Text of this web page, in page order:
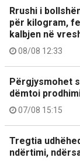
Rrushi i
për kilogram,
kalbjen në
08/08 12:33
Përgjysmohet
dëmtoi
07/08 15:15
Tregtia
ndërtimi,